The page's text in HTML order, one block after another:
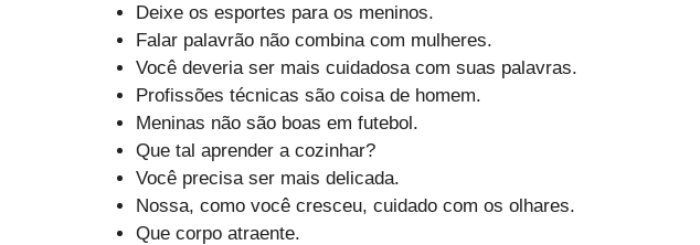
Deixe os esportes para os meninos.
Falar palavrão não combina com mulheres.
Você deveria ser mais cuidadosa com suas palavras.
Profissões técnicas são coisa de homem.
Meninas não são boas em futebol.
Que tal aprender a cozinhar?
Você precisa ser mais delicada.
Nossa, como você cresceu, cuidado com os olhares.
Que corpo atraente.